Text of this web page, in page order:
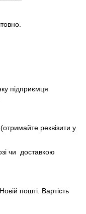
підприємця
реквізити у
чи доставкою
пошті. Вартість